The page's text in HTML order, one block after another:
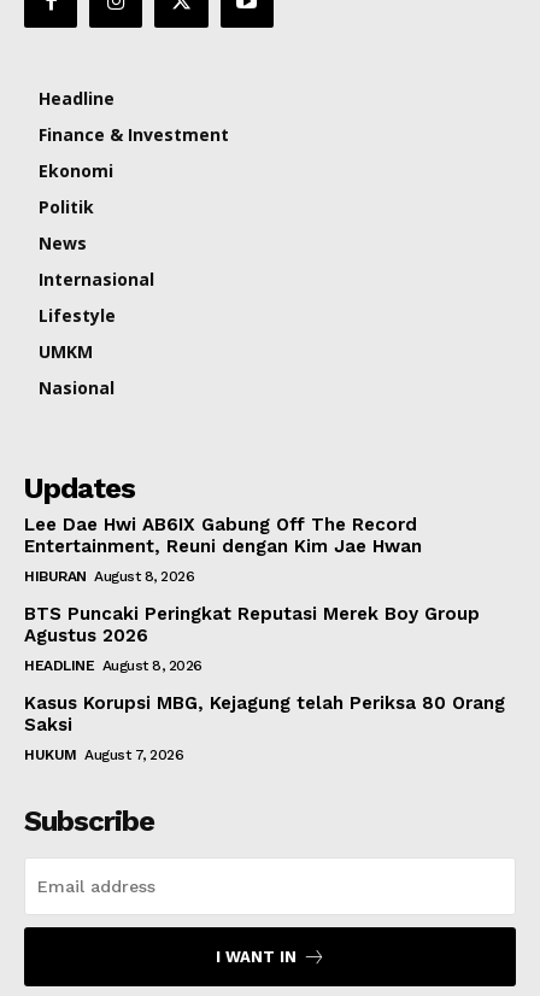
Headline
Finance & Investment
Ekonomi
Politik
News
Internasional
Lifestyle
UMKM
Nasional
Updates
Lee Dae Hwi AB6IX Gabung Off The Record
Entertainment, Reuni dengan Kim Jae Hwan
HIBURAN August 8, 2026
BTS Puncaki Peringkat Reputasi Merek Boy Group
Agustus 2026
HEADLINE August 8, 2026
Kasus Korupsi MBG, Kejagung telah Periksa 80 Orang
Saksi
HUKUM August 7, 2026
Subscribe
I WANT IN